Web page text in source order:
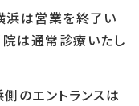
浜は営業を終了い
は通常診療いたし
のエントランスは